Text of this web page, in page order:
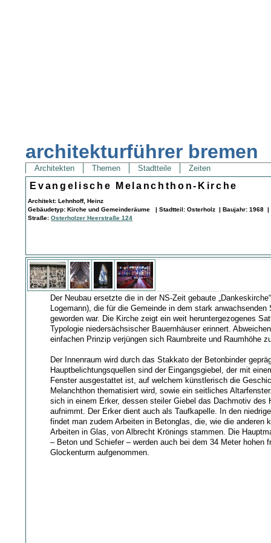
architekturführer bremen
Architekten Themen Stadtteile Zeiten
Evangelische Melanchthon-Kirche
Architekt: Lehnhoff, Heinz
Gebäudetyp: Kirche und Gemeinderäume | Stadtteil: Osterholz | Baujahr: 1968 |
Straße:Osterholzer Heerstraße 124
Der Neubau ersetzte die in der NS-Zeit gebaute
Logemann), die für die Gemeinde in dem stark
geworden war. Die Kirche zeigt ein weit heruntergezogenes
Typologie niedersächsischer Bauernhäuser erinnert.
einfachen Prinzip verjüngen sich Raumbreite und Raumhöhe
Der Innenraum wird durch das Stakkato der Betonbinder
Hauptbelichtungsquellen sind der Eingangsgiebel, der mit
Fenster ausgestattet ist, auf welchem künstlerisch die
Melanchthon thematisiert wird, sowie ein seitliches
sich in einem Erker, dessen steiler Giebel das Dachmotiv des
aufnimmt. Der Erker dient auch als Taufkapelle. In den
findet man zudem Arbeiten in Betonglas, die, wie die anderen
Arbeiten in Glas, von Albrecht Krönings stammen. Die
– Beton und Schiefer – werden auch bei dem 34 Meter hohen
Glockenturm aufgenommen.